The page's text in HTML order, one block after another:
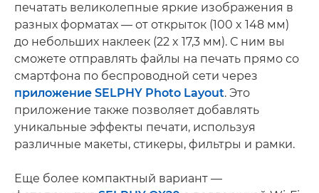
печатать великолепные яркие изображения в
разных форматах — от открыток (100 x 148 мм)
до небольших наклеек (22 x 17,3 мм). С ним вы
сможете отправлять файлы на печать прямо со
смартфона по беспроводной сети через
приложение SELPHY Photo Layout. Это
приложение также позволяет добавлять
уникальные эффекты печати, используя
различные макеты, стикеры, фильтры и рамки.
Еще более компактный вариант —